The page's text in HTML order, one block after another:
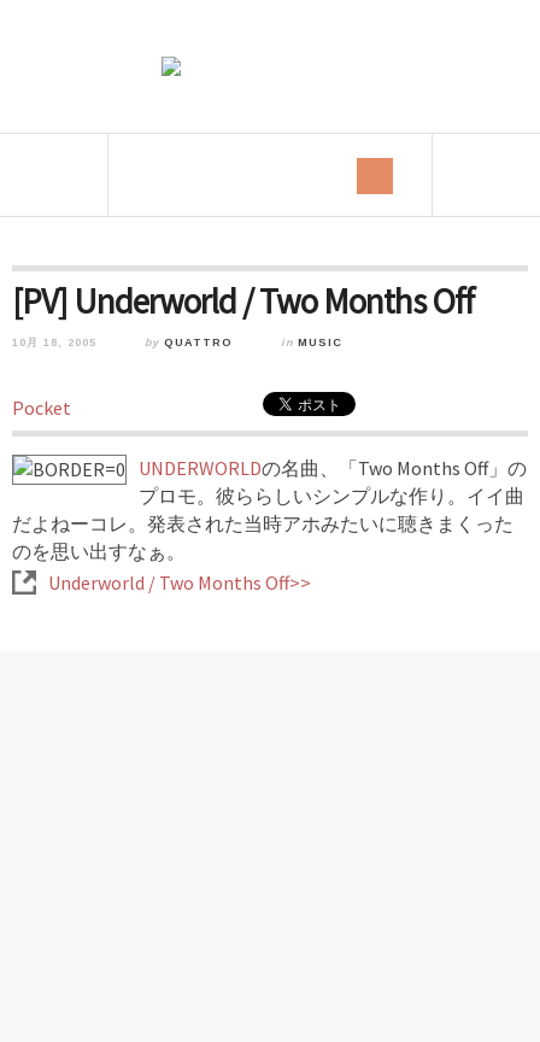
[PV] Underworld / Two Months Off
10月 18, 2005 by QUATTRO in MUSIC
Pocket
UNDERWORLDの名曲、「Two Months Off」の
プロモ。彼ららしいシンプルな作り。イイ曲
だよねーコレ。発表された当時アホみたいに聴きまくった
のを思い出すなぁ。
Underworld / Two Months Off>>